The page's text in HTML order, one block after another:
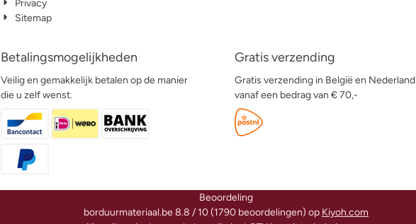
Privacy
Sitemap
Betalingsmogelijkheden
Veilig en gemakkelijk betalen op de manier
die u zelf wenst.
Gratis verzending
Gratis verzending in België en Nederland
vanaf een bedrag van € 70,-
Beoordeling
borduurmateriaal.be8.8 / 10(1790beoordelingen) op Kiyoh.com